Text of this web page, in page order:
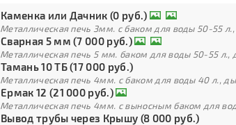
Каменка или Дачник (0 руб.)
Металлическая печь 3мм. с баком для воды 50-55
Сварная 5 мм (7 000 руб.)
Металлическая печь 5 мм. баком для воды 50-55 л.,
Тамань 10 ТБ (17 000 руб.)
Металлическая печь 4мм. с баком для воды 40 л.,
Ермак 12 (21 000 руб.)
Металлическая печь 4мм. с выносным баком для
Вывод трубы через Крышу (8 000 руб.)